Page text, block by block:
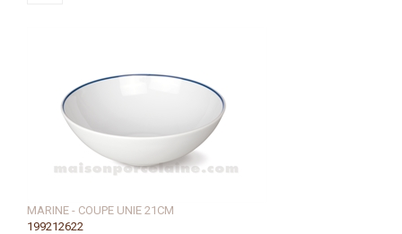
MARINE - COUPE UNIE 21CM
199212622